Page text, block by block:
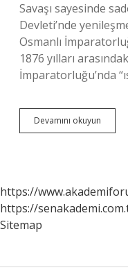
Savaşı sayesinde
Devleti’nde
Osmanlı
1876 yılları
İmparatorluğu’nda
Devamını okuyun
Neden
https://
https://
Sitemap